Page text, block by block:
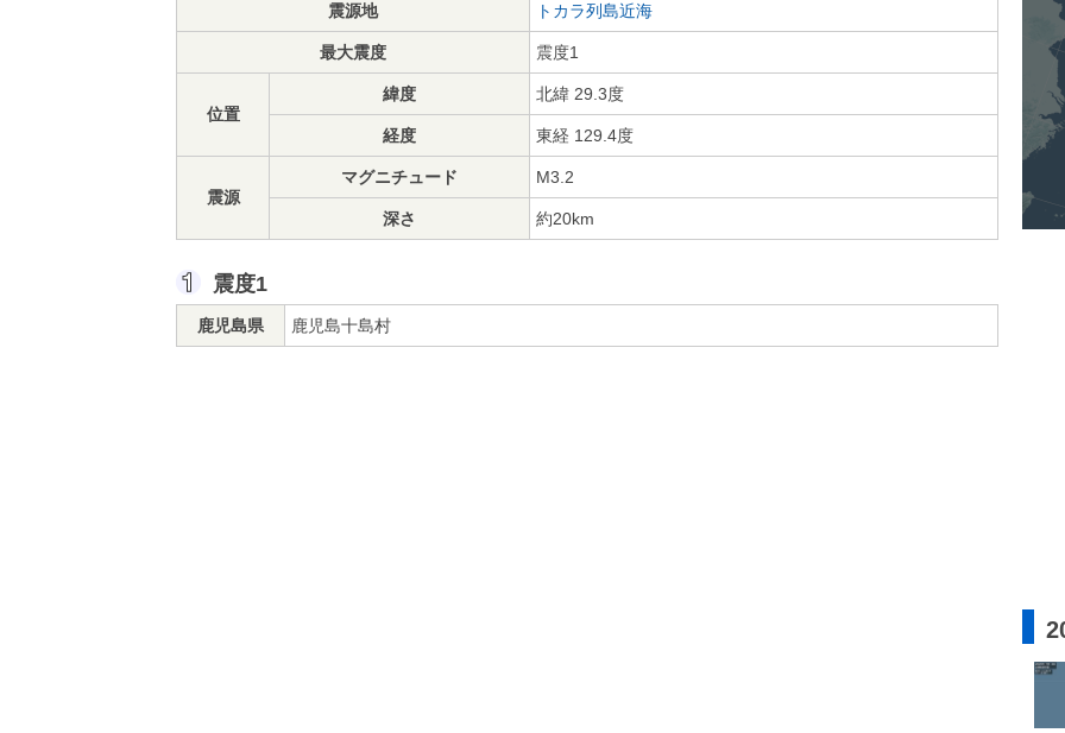
震源地 トカラ列島近海
最大震度 震度1
位置
緯度 北緯 29.3度
経度 東経 129.4度
震源
マグニチュード M3.2
深さ 約20km
震度1
鹿児島県 鹿児島十島村